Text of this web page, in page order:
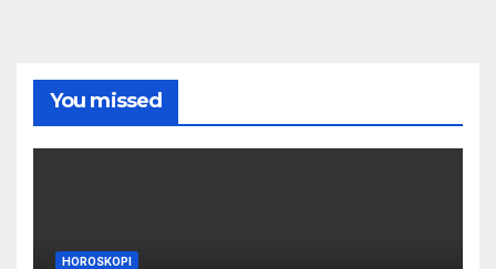
You missed
HOROSKOPI